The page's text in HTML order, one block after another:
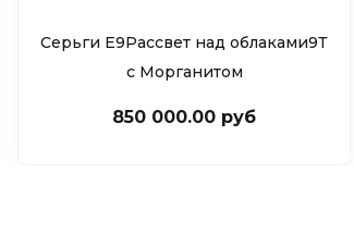
Серьги Е9Рассвет над облаками9Т
c Морганитом
850 000.00 руб